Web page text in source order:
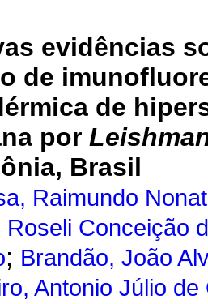
evidências
de
de
por
Brasil
Raimundo
Roseli Conceição
; Brandão, João
Antonio Júlio de